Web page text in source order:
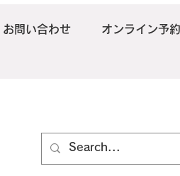
お問い合わせ オンライン予約